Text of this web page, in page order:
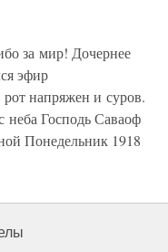
за мир! Дочернее
эфир
напряжен и суров.
неба Господь Саваоф
Понедельник 1918